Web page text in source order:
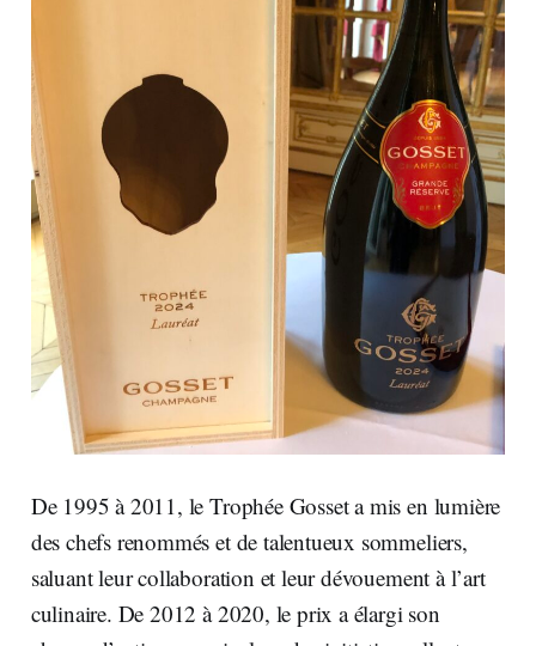
De 1995 à 2011, le Trophée Gosset a mis en lumière
des chefs renommés et de talentueux sommeliers,
saluant leur collaboration et leur dévouement à l’art
culinaire. De 2012 à 2020, le prix a élargi son